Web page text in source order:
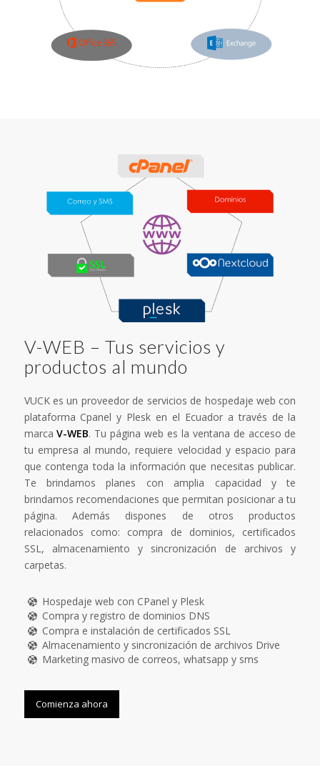
V-WEB – Tus servicios y
productos al mundo
VUCK es un proveedor de servicios de hospedaje web con
plataforma Cpanel y Plesk en el Ecuador a través de la
marcaV-WEB. Tu página web es la ventana de acceso de
tu empresa al mundo, requiere velocidad y espacio para
que contenga toda la información que necesitas publicar.
Te brindamos planes con amplia capacidad y te
brindamos recomendaciones que permitan posicionar a tu
página. Además dispones de otros productos
relacionados como: compra de dominios, certificados
SSL, almacenamiento y sincronización de archivos y
carpetas.
Hospedaje web con CPanel y Plesk
Compra y registro de dominios DNS
Compra e instalación de certificados SSL
Almacenamiento y sincronización de archivos Drive
Marketing masivo de correos, whatsapp y sms
Comienza ahora